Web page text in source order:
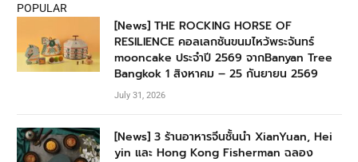
POPULAR
[News] THE ROCKING HORSE OF
RESILIENCE คอลเลกชันขนมไหว้พระจันทร์
mooncake ประจำปี 2569 จากBanyan Tree
Bangkok 1 สิงหาคม – 25 กันยายน 2569
July 31, 2026
[News] 3 ร้านอาหารจีนชั้นนำ XianYuan, Hei
yin และ Hong Kong Fisherman ฉลอง